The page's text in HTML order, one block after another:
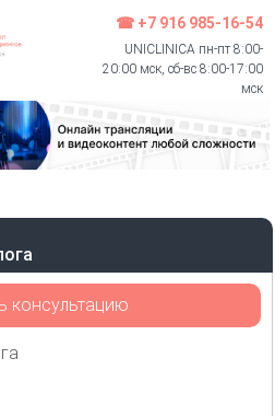
☎ +7 916 985-16-54
UNICLINICA пн-пт 8:00-
20:00 мск, сб-вс 8:00-17:00
мск
консультацию